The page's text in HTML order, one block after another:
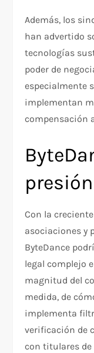
Además, los
han advertido
tecnologías
poder de
especialmente
implementan
compensación
presión
Con la
asociaciones y
ByteDance
legal complejo
magnitud del
medida, de
implementa
verificación de
con titulares de